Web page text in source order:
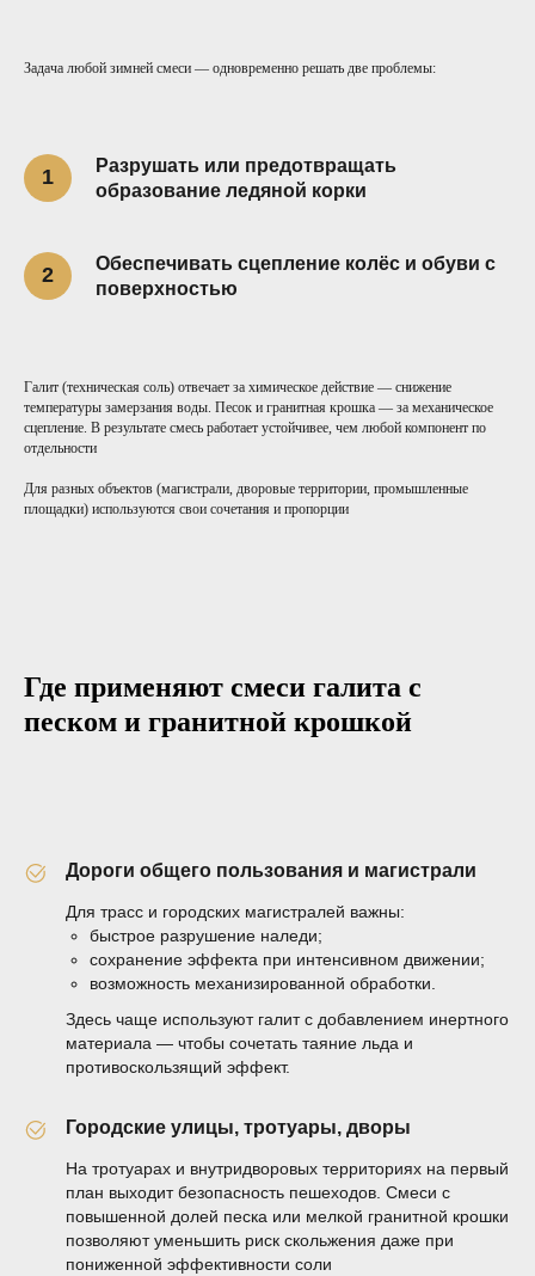
Задача любой зимней смеси — одновременно решать две проблемы:
Разрушать или предотвращать
образование ледяной корки
Обеспечивать сцепление колёс и обуви с
поверхностью
Галит (техническая соль) отвечает за химическое действие — снижение
температуры замерзания воды. Песок и гранитная крошка — за механическое
сцепление. В результате смесь работает устойчивее, чем любой компонент по
отдельности
Для разных объектов (магистрали, дворовые территории, промышленные
площадки) используются свои сочетания и пропорции
Где применяют смеси галита с
песком и гранитной крошкой
Дороги общего пользования и магистрали
Для трасс и городских магистралей важны:
быстрое разрушение наледи;
сохранение эффекта при интенсивном движении;
возможность механизированной обработки.
Здесь чаще используют галит с добавлением инертного
материала — чтобы сочетать таяние льда и
противоскользящий эффект.
Городские улицы, тротуары, дворы
На тротуарах и внутридворовых территориях на первый
план выходит безопасность пешеходов. Смеси с
повышенной долей песка или мелкой гранитной крошки
позволяют уменьшить риск скольжения даже при
пониженной эффективности соли